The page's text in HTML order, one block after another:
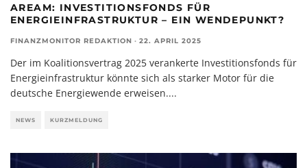
AREAM: INVESTITIONSFONDS FÜR
ENERGIEINFRASTRUKTUR – EIN WENDEPUNKT?
FINANZMONITOR REDAKTION · 22. APRIL 2025
Der im Koalitionsvertrag 2025 verankerte Investitionsfonds für
Energieinfrastruktur könnte sich als starker Motor für die
deutsche Energiewende erweisen....
NEWS KURZMELDUNG